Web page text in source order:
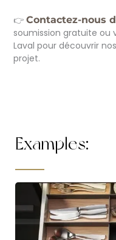
👉Contactez-nous
soumission gratuite ou
Laval pour découvrir
projet.
Examples: